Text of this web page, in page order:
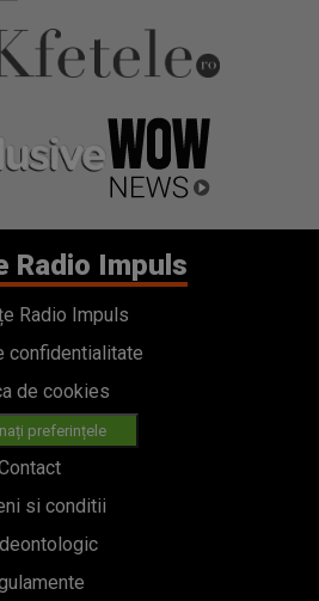
Radio Impuls
Radio Impuls
confidentialitate
de cookies
preferințele
si conditii